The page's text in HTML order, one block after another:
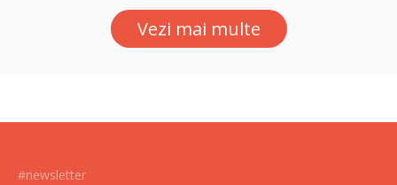
Vezi mai multe
#newsletter